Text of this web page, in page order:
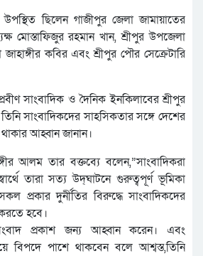
ছিলেন গাজীপুর জেলা জামায়াতের
মোস্তাফিজুর রহমান খান, শ্রীপুর উপজেলা
কবির এবং শ্রীপুর পৌর সেক্রেটারি
সাংবাদিক ও দৈনিক ইনকিলাবের শ্রীপুর
সাংবাদিকদের সাহসিকতার সঙ্গে দেশের
থাকার আহ্বান জানান।
আলম তার বক্তব্যে বলেন,”সাংবাদিকরা
তারা সত্য উদ্‌ঘাটনে গুরুত্বপূর্ণ ভূমিকা
প্রকার দুর্নীতির বিরুদ্ধে সাংবাদিকদের
হবে।
সংবাদ প্রকাশ জন্য আহ্বান করেন। এবং
বিপদে পাশে থাকবেন বলে আশ্বস্ত,তিনি